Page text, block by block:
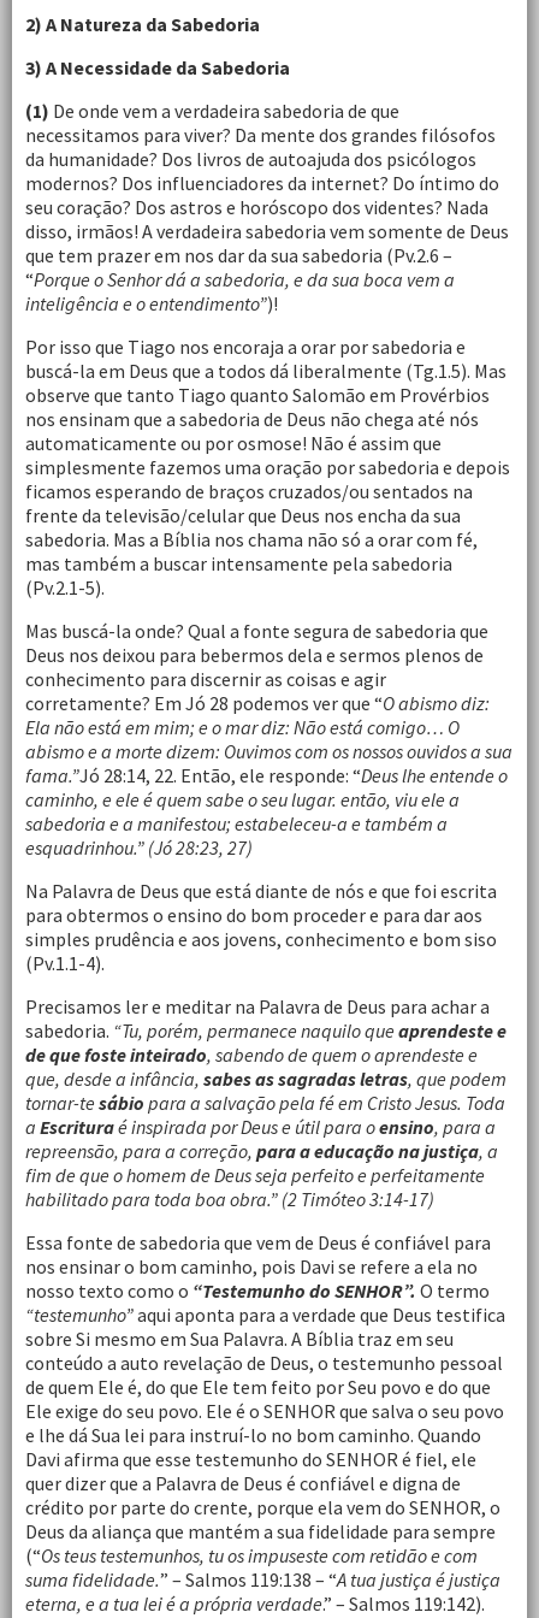
2) A Natureza da Sabedoria
3) A Necessidade da Sabedoria
(1) De onde vem a verdadeira sabedoria de que
necessitamos para viver? Da mente dos grandes filósofos
da humanidade? Dos livros de autoajuda dos psicólogos
modernos? Dos influenciadores da internet? Do íntimo do
seu coração? Dos astros e horóscopo dos videntes? Nada
disso, irmãos! A verdadeira sabedoria vem somente de Deus
que tem prazer em nos dar da sua sabedoria (Pv.2.6 –
“Porque o Senhor dá a sabedoria, e da sua boca vem a
inteligência e o entendimento”)!
Por isso que Tiago nos encoraja a orar por sabedoria e
buscá-la em Deus que a todos dá liberalmente (Tg.1.5). Mas
observe que tanto Tiago quanto Salomão em Provérbios
nos ensinam que a sabedoria de Deus não chega até nós
automaticamente ou por osmose! Não é assim que
simplesmente fazemos uma oração por sabedoria e depois
ficamos esperando de braços cruzados/ou sentados na
frente da televisão/celular que Deus nos encha da sua
sabedoria. Mas a Bíblia nos chama não só a orar com fé,
mas também a buscar intensamente pela sabedoria
(Pv.2.1-5).
Mas buscá-la onde? Qual a fonte segura de sabedoria que
Deus nos deixou para bebermos dela e sermos plenos de
conhecimento para discernir as coisas e agir
corretamente? Em Jó 28 podemos ver que “O abismo diz:
Ela não está em mim; e o mar diz: Não está comigo… O
abismo e a morte dizem: Ouvimos com os nossos ouvidos a sua
fama.”Jó 28:14, 22. Então, ele responde: “Deus lhe entende o
caminho, e ele é quem sabe o seu lugar. então, viu ele a
sabedoria e a manifestou; estabeleceu-a e também a
esquadrinhou.” (Jó 28:23, 27)
Na Palavra de Deus que está diante de nós e que foi escrita
para obtermos o ensino do bom proceder e para dar aos
simples prudência e aos jovens, conhecimento e bom siso
(Pv.1.1-4).
Precisamos ler e meditar na Palavra de Deus para achar a
sabedoria. “Tu, porém, permanece naquilo que aprendeste e
de que foste inteirado, sabendo de quem o aprendeste e
que, desde a infância, sabes as sagradas letras, que podem
tornar-te sábio para a salvação pela fé em Cristo Jesus. Toda
a Escrituraé inspirada por Deus e útil para oensino, para a
repreensão, para a correção, para a educação na justiça, a
fim de que o homem de Deus seja perfeito e perfeitamente
habilitado para toda boa obra.” (2 Timóteo 3:14-17)
Essa fonte de sabedoria que vem de Deus é confiável para
nos ensinar o bom caminho, pois Davi se refere a ela no
nosso texto como o “Testemunho do SENHOR”. O termo
“testemunho”aqui aponta para a verdade que Deus testifica
sobre Si mesmo em Sua Palavra. A Bíblia traz em seu
conteúdo a auto revelação de Deus, o testemunho pessoal
de quem Ele é, do que Ele tem feito por Seu povo e do que
Ele exige do seu povo. Ele é o SENHOR que salva o seu povo
e lhe dá Sua lei para instruí-lo no bom caminho. Quando
Davi afirma que esse testemunho do SENHOR é fiel, ele
quer dizer que a Palavra de Deus é confiável e digna de
crédito por parte do crente, porque ela vem do SENHOR, o
Deus da aliança que mantém a sua fidelidade para sempre
(“Os teus testemunhos, tu os impuseste com retidão e com
suma fidelidade.” – Salmos 119:138 – “A tua justiça é justiça
eterna, e a tua lei é a própria verdade.” – Salmos 119:142).